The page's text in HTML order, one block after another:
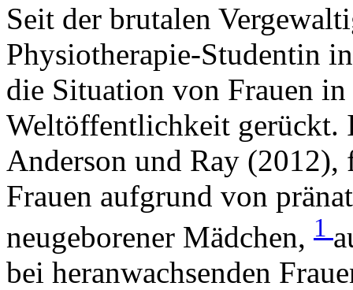
Seit der brutalen
Physiotherapie-Studentin
die Situation von Frauen
Weltöffentlichkeit gerückt.
Anderson und Ray
Frauen aufgrund von
neugeborener Mädchen, 1
bei heranwachsenden